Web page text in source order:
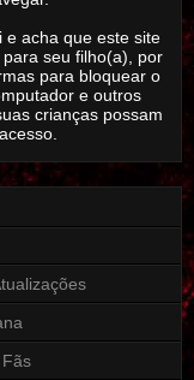
e acha que este site
seu filho(a), por
para bloquear o
e outros
crianças possam